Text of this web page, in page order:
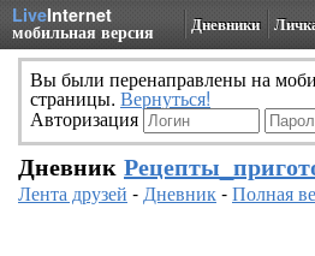
LiveInternet
мобильная версия Дневники
Вы были перенаправлены на
страницы. Вернуться!
Авторизация
Дневник
Лента друзей -Дневник-Полная